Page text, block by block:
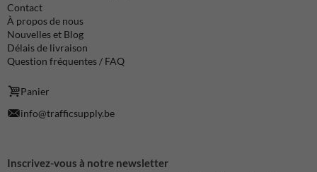
Contact
À propos de nous
Nouvelles et Blog
Délais de livraison
Question fréquentes / FAQ
Panier
info@trafficsupply.be
Inscrivez-vous à notre newsletter